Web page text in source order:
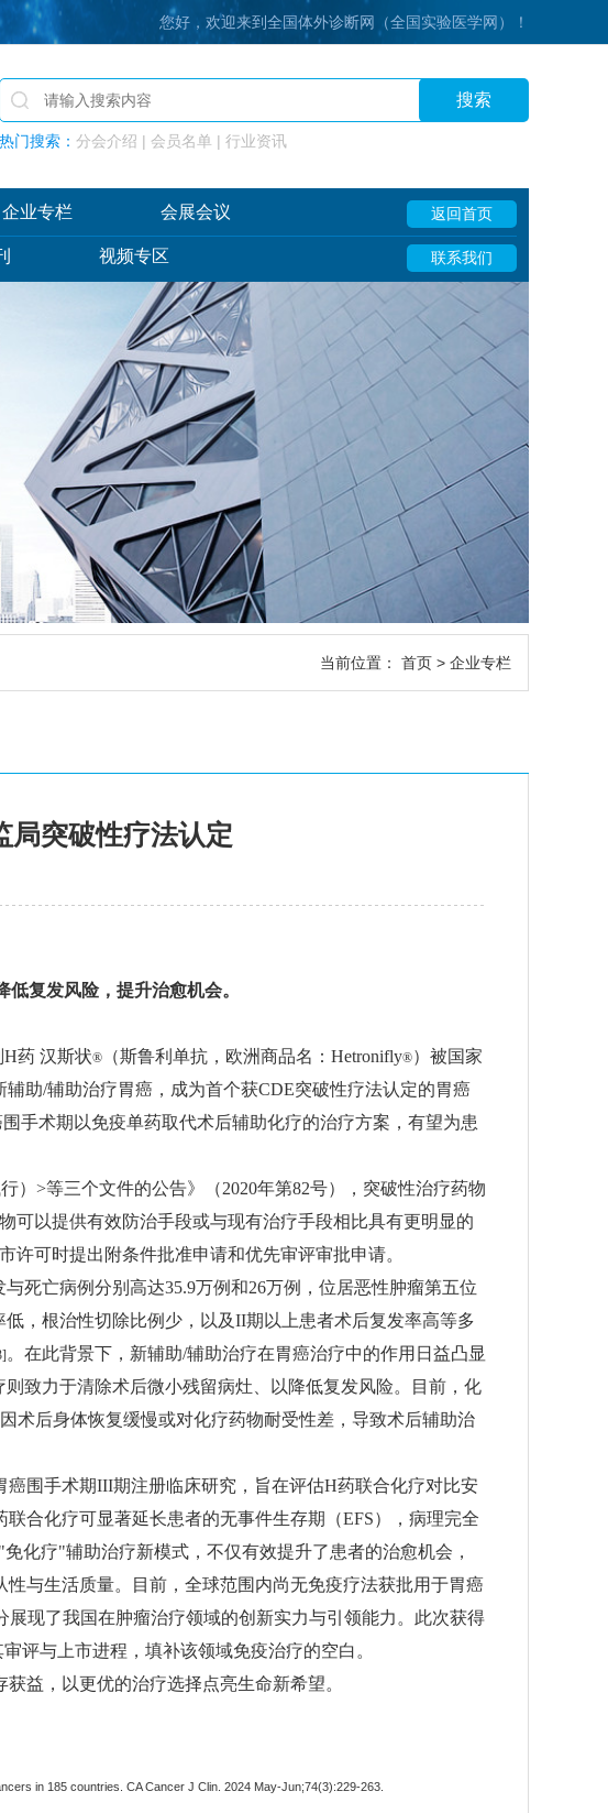
您好，欢迎来到全国体外诊断网（全国实验医学网）！
搜索
热门搜索： 分会介绍 | 会员名单 | 行业资讯
企业专栏 会展会议 返回首页
视频专区 联系我们
当前位置： 首页 > 企业专栏
局突破性疗法认定
复发风险，提升治愈机会。
H药 汉斯状® （斯鲁利单抗，欧洲商品名：Hetronifly®）被国家
助/辅助治疗胃癌，成为首个获CDE突破性疗法认定的胃癌
手术期以免疫单药取代术后辅助化疗的治疗方案，有望为患
>等三个文件的公告》（2020年第82号），突破性治疗药物
可以提供有效防治手段或与现有治疗手段相比具有更明显的
可时提出附条件批准申请和优先审评审批申请。
与死亡病例分别高达35.9万例和26万例，位居恶性肿瘤第五位
，根治性切除比例少，以及II期以上患者术后复发率高等多
。在此背景下，新辅助/辅助治疗在胃癌治疗中的作用日益凸显
致力于清除术后微小残留病灶、以降低复发风险。目前，化
术后身体恢复缓慢或对化疗药物耐受性差，导致术后辅助治
围手术期III期注册临床研究，旨在评估H药联合化疗对比安
合化疗可显著延长患者的无事件生存期（EFS），病理完全
化疗"辅助治疗新模式，不仅有效提升了患者的治愈机会，
与生活质量。目前，全球范围内尚无免疫疗法获批用于胃癌
现了我国在肿瘤治疗领域的创新实力与引领能力。此次获得
评与上市进程，填补该领域免疫治疗的空白。
益，以更优的治疗选择点亮生命新希望。
in 185 countries. CA Cancer J Clin. 2024 May-Jun;74(3):229-263.